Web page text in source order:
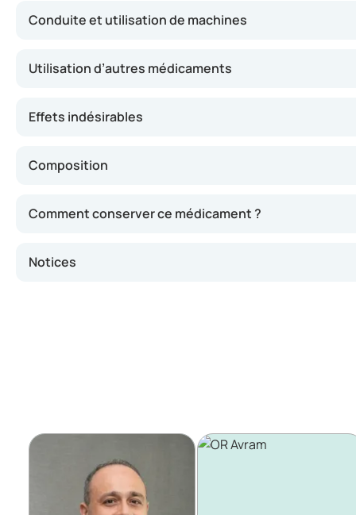
Conduite et utilisation de machines
Utilisation d’autres médicaments
Effets indésirables
Composition
Comment conserver ce médicament ?
Notices